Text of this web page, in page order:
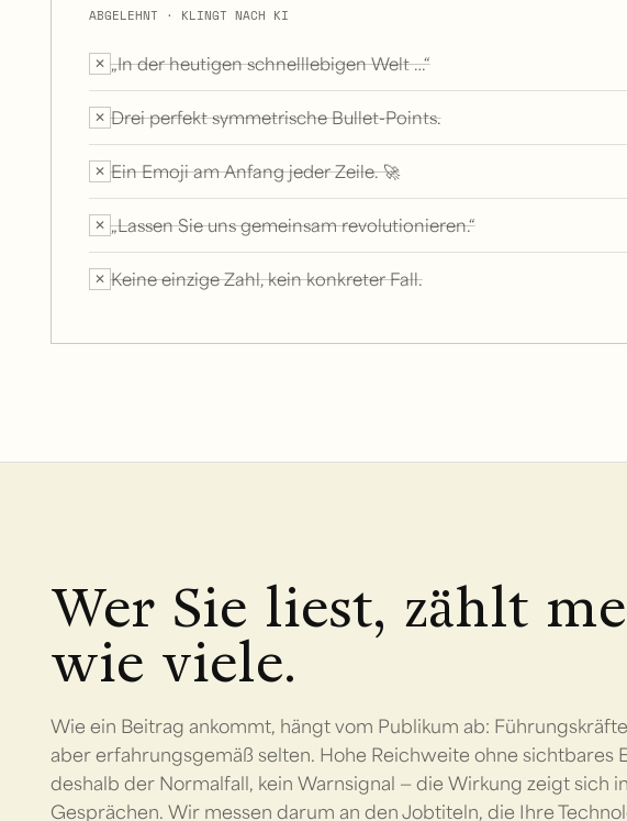
ABGELEHNT · KLINGT NACH KI
✕ „In der heutigen schnelllebigen Welt …“
✕ Drei perfekt symmetrische Bullet-Points.
✕ Ein Emoji am Anfang jeder Zeile. 🚀
✕ „Lassen Sie uns gemeinsam revolutionieren.“
✕ Keine einzige Zahl, kein konkreter Fall.
Wer Sie liest, zählt
wie viele.
Wie ein Beitrag ankommt, hängt vom Publikum ab:
aber erfahrungsgemäß selten. Hohe Reichweite ohne sichtbares
deshalb der Normalfall, kein Warnsignal — die Wirkung zeigt sich
Gesprächen. Wir messen darum an den Jobtiteln, die Ihre